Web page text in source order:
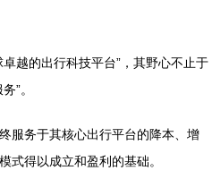
越的出行科技平台”，其野心不止于
”。
服务于其核心出行平台的降本、增
式得以成立和盈利的基础。